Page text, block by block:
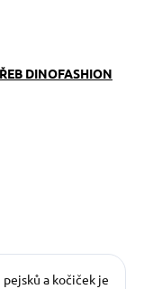
DINOFASHION
a kočiček je